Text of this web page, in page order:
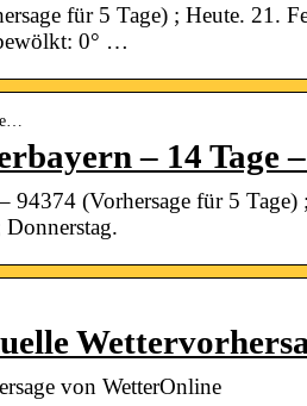
für 5 Tage) ; Heute. 21.
0° …
– 14 Tage
94374 (Vorhersage für 5
von WetterOnline